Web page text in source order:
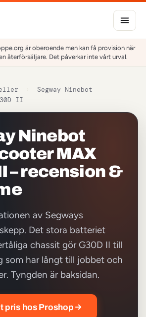
är oberoende men kan få provision när
återförsäljare. Det påverkar inte vårt urval.
Segway Ninebot
II
Ninebot
MAX
– recension &
av Segways
Det stora batteriet
chassit gör G30D II till
som har långt till jobbet och
Tyngden är baksidan.
pris hos Proshop